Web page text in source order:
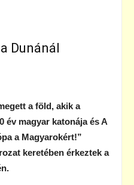
Dunánál
a föld, akik a
év magyar katonája és A
a Magyarokért!”
keretében érkeztek a